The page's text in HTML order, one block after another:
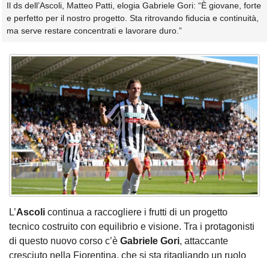
Il ds dell’Ascoli, Matteo Patti, elogia Gabriele Gori: “È giovane, forte
e perfetto per il nostro progetto. Sta ritrovando fiducia e continuità,
ma serve restare concentrati e lavorare duro.”
L’Ascoli continua a raccogliere i frutti di un progetto
tecnico costruito con equilibrio e visione. Tra i protagonisti
di questo nuovo corso c’è Gabriele Gori, attaccante
cresciuto nella Fiorentina, che si sta ritagliando un ruolo